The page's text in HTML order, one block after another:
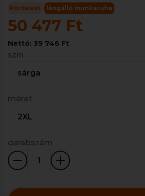
Portwest lángálló munkaruha
50 477 Ft
Nettó: 39 746 Ft
szín
sárga
méret
2XL
darabszám